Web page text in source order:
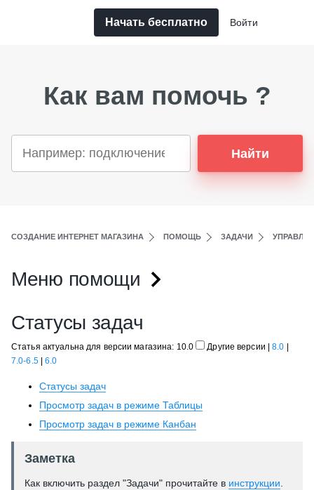
Начать бесплатно Войти
Как вам помочь ?
Найти
СОЗДАНИЕ ИНТЕРНЕТ МАГАЗИНА ПОМОЩЬ ЗАДАЧИ
Меню помощи
Статусы задач
Статья актуальна для версии магазина: 10.0 Другие версии |8.0
7.0-6.5|6.0
Статусы задач
Просмотр задач в режиме Таблицы
Просмотр задач в режиме Канбан
Заметка
Как включить раздел "Задачи" прочитайте в инструкции